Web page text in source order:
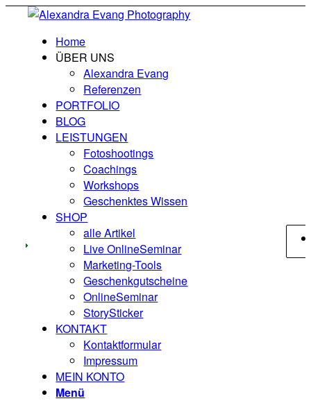
Home
ÜBER UNS
Alexandra Evang
Referenzen
PORTFOLIO
BLOG
LEISTUNGEN
Fotoshootings
Coachings
Workshops
Geschenktes Wissen
SHOP
alle Artikel
Live OnlineSeminar
Marketing-Tools
Geschenkgutscheine
OnlineSeminar
StorySticker
KONTAKT
Kontaktformular
Impressum
MEIN KONTO
Menü